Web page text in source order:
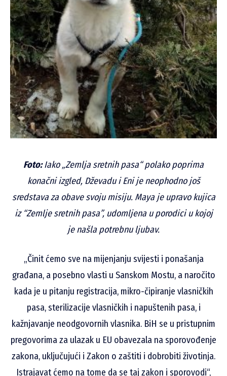
Foto:Iako „Zemlja sretnih pasa“ polako poprima
konačni izgled, Dževadu i Eni je neophodno još
sredstava za obave svoju misiju. Maya je upravo kujica
iz “Zemlje sretnih pasa”, udomljena u porodici u kojoj
je našla potrebnu ljubav.
„Činit ćemo sve na mijenjanju svijesti i ponašanja
građana, a posebno vlasti u Sanskom Mostu, a naročito
kada je u pitanju registracija, mikro-čipiranje vlasničkih
pasa, sterilizacije vlasničkih i napuštenih pasa, i
kažnjavanje neodgovornih vlasnika. BiH se u pristupnim
pregovorima za ulazak u EU obavezala na sporovođenje
zakona, uključujući i Zakon o zaštiti i dobrobiti životinja.
Istrajavat ćemo na tome da se taj zakon i sporovodi“,